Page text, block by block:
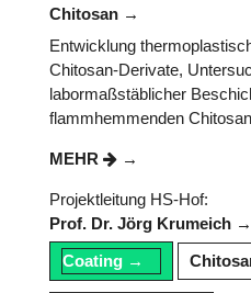
Chitosan
Entwicklung
Chitosan-Derivate,
labormaßstäblicher
flammhemmenden
MEHR
Projektleitung HS-Hof:
Prof. Dr. Jörg Krumeich
Coating